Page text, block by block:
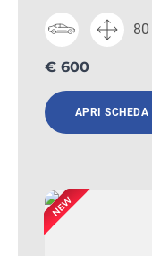
80
€ 600
APRI SCHEDA